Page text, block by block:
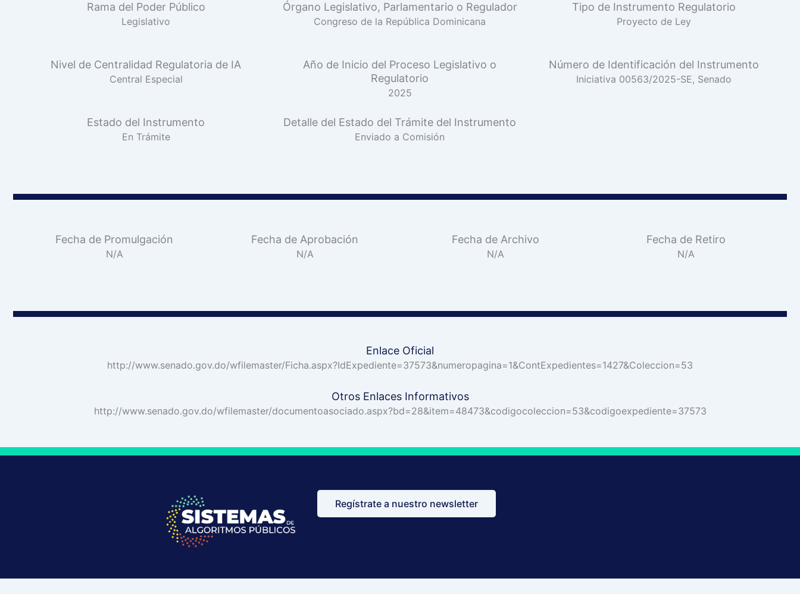
Rama del Poder Público
Legislativo
Órgano Legislativo, Parlamentario o Regulador
Congreso de la República Dominicana
Tipo de Instrumento Regulatorio
Proyecto de Ley
Nivel de Centralidad Regulatoria de IA
Central Especial
Año de Inicio del Proceso Legislativo o
Regulatorio
2025
Número de Identificación del Instrumento
Iniciativa 00563/2025-SE, Senado
Estado del Instrumento
En Trámite
Detalle del Estado del Trámite del Instrumento
Enviado a Comisión
Fecha de Promulgación
N/A
Fecha de Aprobación
N/A
Fecha de Archivo
N/A
Fecha de Retiro
N/A
Enlace Oficial
http://www.senado.gov.do/wfilemaster/Ficha.aspx?IdExpediente=37573&numeropagina=1&ContExpedientes=1427&Coleccion=53
Otros Enlaces Informativos
http://www.senado.gov.do/wfilemaster/documentoasociado.aspx?bd=28&item=48473&codigocoleccion=53&codigoexpediente=37573
Regístrate a nuestro newsletter